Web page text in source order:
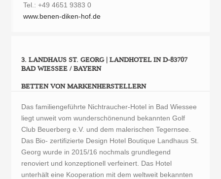
Tel.: +49 4651 9383 0
www.benen-diken-hof.de
3. LANDHAUS ST. GEORG | LANDHOTEL IN D-83707
BAD WIESSEE / BAYERN
BETTEN VON MARKENHERSTELLERN
Das familiengeführte Nichtraucher-Hotel in Bad Wiessee
liegt unweit vom wunderschönenund bekannten Golf
Club Beuerberg e.V. und dem malerischen Tegernsee.
Das Bio- zertifizierte Design Hotel Boutique Landhaus St.
Georg wurde in 2015/16 nochmals grundlegend
renoviert und konzeptionell verfeinert. Das Hotel
unterhält eine Kooperation mit dem weltweit bekannten